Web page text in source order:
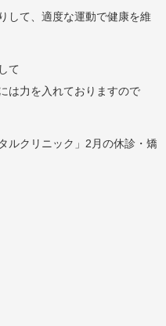
して、適度な運動で健康を維
て
は力を入れておりますので
ルクリニック」2月の休診・矯